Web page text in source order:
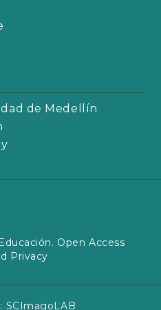
de Medellín
Open Access
Privacy
SCImagoLAB